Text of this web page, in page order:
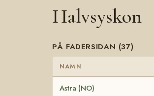
Halvsyskon
PÅ FADERSIDAN (37)
NAMN
Astra (NO)